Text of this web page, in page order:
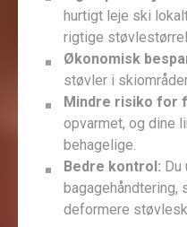
hurtigt leje ski
rigtige
Økonomisk
støvler i
Mindre risiko for
opvarmet, og dine
behagelige.
Bedre kontrol: Du
deformere